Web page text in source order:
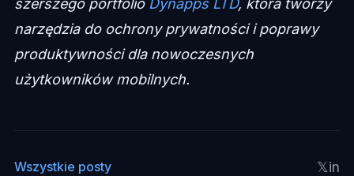
szerszego portfolio Dynapps LTD, która tworzy
narzędzia do ochrony prywatności i poprawy
produktywności dla nowoczesnych
użytkowników mobilnych.
Wszystkie posty 𝕏in